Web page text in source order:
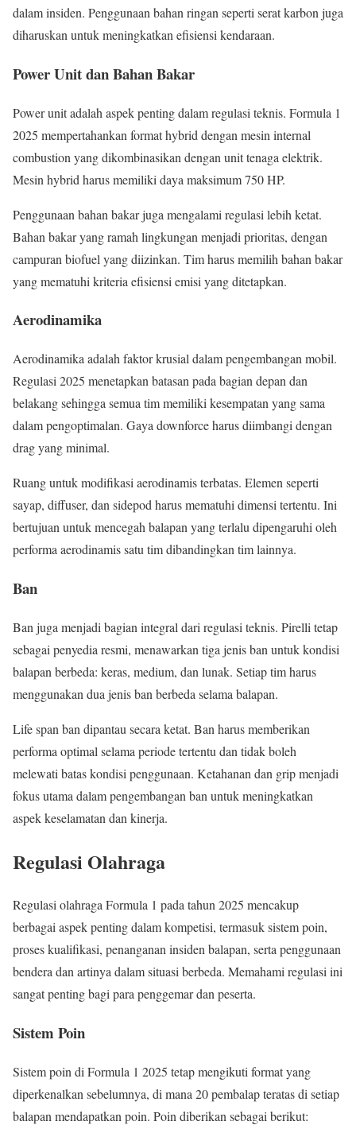
dalam insiden. Penggunaan bahan ringan seperti serat karbon juga
diharuskan untuk meningkatkan efisiensi kendaraan.
Power Unit dan Bahan Bakar
Power unit adalah aspek penting dalam regulasi teknis. Formula 1
2025 mempertahankan format hybrid dengan mesin internal
combustion yang dikombinasikan dengan unit tenaga elektrik.
Mesin hybrid harus memiliki daya maksimum 750 HP.
Penggunaan bahan bakar juga mengalami regulasi lebih ketat.
Bahan bakar yang ramah lingkungan menjadi prioritas, dengan
campuran biofuel yang diizinkan. Tim harus memilih bahan bakar
yang mematuhi kriteria efisiensi emisi yang ditetapkan.
Aerodinamika
Aerodinamika adalah faktor krusial dalam pengembangan mobil.
Regulasi 2025 menetapkan batasan pada bagian depan dan
belakang sehingga semua tim memiliki kesempatan yang sama
dalam pengoptimalan. Gaya downforce harus diimbangi dengan
drag yang minimal.
Ruang untuk modifikasi aerodinamis terbatas. Elemen seperti
sayap, diffuser, dan sidepod harus mematuhi dimensi tertentu. Ini
bertujuan untuk mencegah balapan yang terlalu dipengaruhi oleh
performa aerodinamis satu tim dibandingkan tim lainnya.
Ban
Ban juga menjadi bagian integral dari regulasi teknis. Pirelli tetap
sebagai penyedia resmi, menawarkan tiga jenis ban untuk kondisi
balapan berbeda: keras, medium, dan lunak. Setiap tim harus
menggunakan dua jenis ban berbeda selama balapan.
Life span ban dipantau secara ketat. Ban harus memberikan
performa optimal selama periode tertentu dan tidak boleh
melewati batas kondisi penggunaan. Ketahanan dan grip menjadi
fokus utama dalam pengembangan ban untuk meningkatkan
aspek keselamatan dan kinerja.
Regulasi Olahraga
Regulasi olahraga Formula 1 pada tahun 2025 mencakup
berbagai aspek penting dalam kompetisi, termasuk sistem poin,
proses kualifikasi, penanganan insiden balapan, serta penggunaan
bendera dan artinya dalam situasi berbeda. Memahami regulasi ini
sangat penting bagi para penggemar dan peserta.
Sistem Poin
Sistem poin di Formula 1 2025 tetap mengikuti format yang
diperkenalkan sebelumnya, di mana 20 pembalap teratas di setiap
balapan mendapatkan poin. Poin diberikan sebagai berikut: